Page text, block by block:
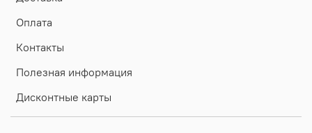
Оплата
Контакты
Полезная информация
Дисконтные карты